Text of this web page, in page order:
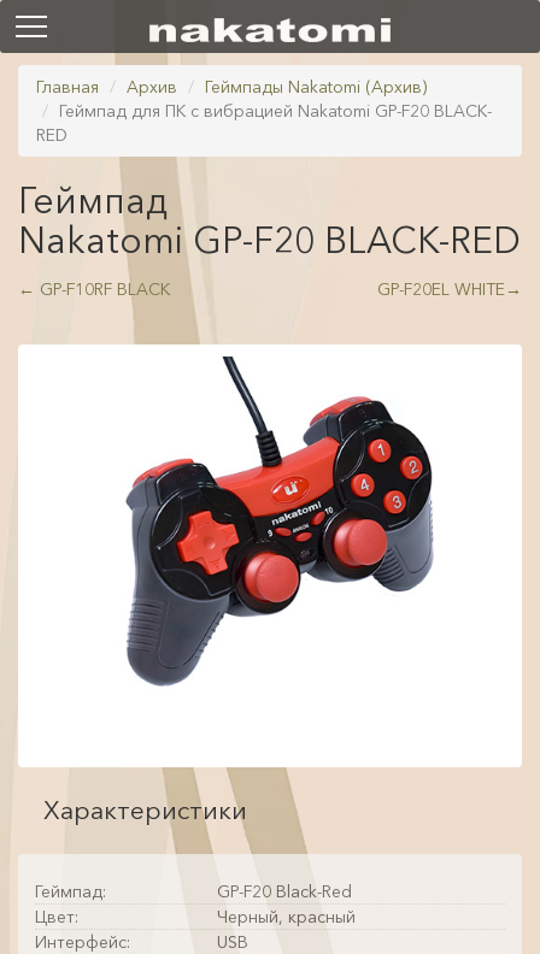
Главная Архив
Геймпады Nakatomi (Архив)
Геймпад для ПК с вибрацией Nakatomi GP-F20 BLACK-
RED
Геймпад
Nakatomi GP-F20 BLACK-RED
← GP-F10RF BLACK GP-F20EL WHITE→
Характеристики
Геймпад:
GP-F20 Black-Red
Цвет:
Черный, красный
Интерфейс:
USB